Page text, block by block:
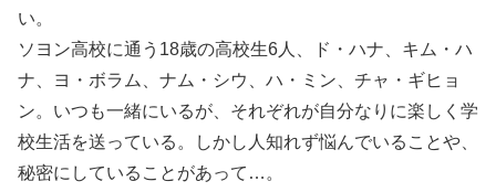
い。
ソヨン高校に通う18歳の高校生6人、ド・ハナ、キム・ハ
ナ、ヨ・ボラム、ナム・シウ、ハ・ミン、チャ・ギヒョ
ン。いつも一緒にいるが、それぞれが自分なりに楽しく学
校生活を送っている。しかし人知れず悩んでいることや、
秘密にしていることがあって…。